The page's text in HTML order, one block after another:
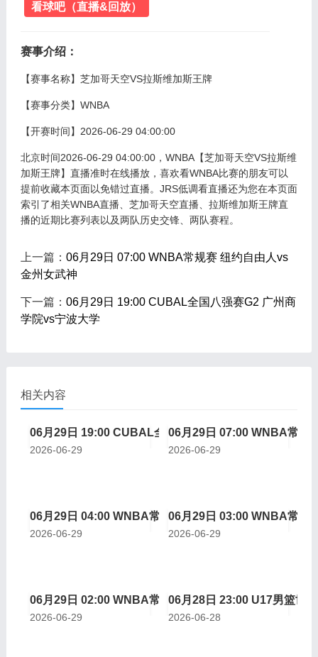
看球吧（直播&回放）
赛事介绍：
【赛事名称】 芝加哥天空VS拉斯维加斯王牌
【赛事分类】 WNBA
【开赛时间】 2026-06-29 04:00:00
北京时间2026-06-29 04:00:00，WNBA【芝加哥天空VS拉斯维
加斯王牌】直播准时在线播放，喜欢看WNBA比赛的朋友可以
提前收藏本页面以免错过直播。JRS低调看直播还为您在本页面
索引了相关WNBA直播、芝加哥天空直播、拉斯维加斯王牌直
播的近期比赛列表以及两队历史交锋、两队赛程。
上一篇： 06月29日 07:00 WNBA常规赛 纽约自由人vs
金州女武神
下一篇： 06月29日 19:00 CUBAL全国八强赛G2 广州商
学院vs宁波大学
相关内容
06月29日 19:00 CUBAL全国八强赛G2 广州商学院vs宁
2026-06-29
06月29日 07:00 WNBA常规
2026-06-29
06月29日 04:00 WNBA常规赛 拉斯维加斯王牌vs芝加哥
2026-06-29
06月29日 03:00 WNBA常规
2026-06-29
06月29日 02:00 WNBA常规赛 明尼苏达山猫vs达拉斯飞
2026-06-29
06月28日 23:00 U17男篮世
2026-06-28